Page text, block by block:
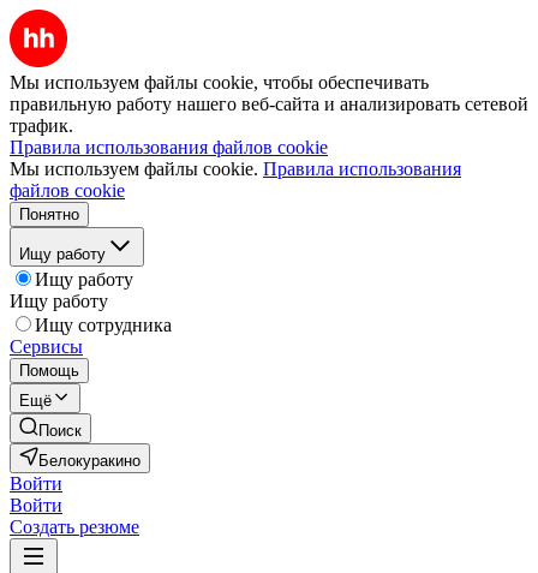
Мы используем файлы cookie, чтобы обеспечивать
правильную работу нашего веб-сайта и анализировать сетевой
трафик.
Правила использования файлов cookie
Мы используем файлы cookie. Правила использования
файлов cookie
Понятно
Ищу работу
Ищу работу
Ищу работу
Ищу сотрудника
Сервисы
Помощь
Ещё
Поиск
Белокуракино
Войти
Войти
Создать резюме